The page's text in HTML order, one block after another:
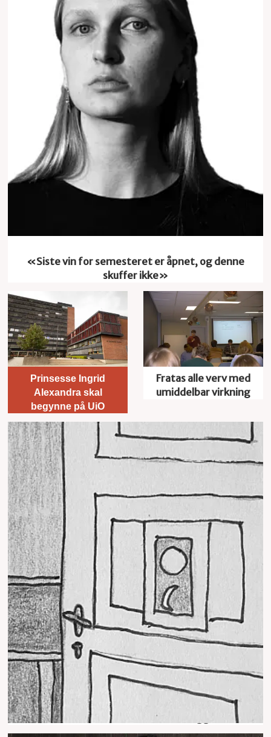
«Siste vin for semesteret er åpnet, og denne
skuffer ikke»
Prinsesse Ingrid
Alexandra skal
begynne på UiO
Fratas alle verv med
umiddelbar virkning
Innenfor kollektivrommets vegger